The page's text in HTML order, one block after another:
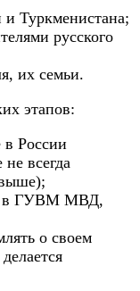
Туркменистана;
русского
их семьи.
этапов:
России
всегда
в ГУВМ МВД,
о своем